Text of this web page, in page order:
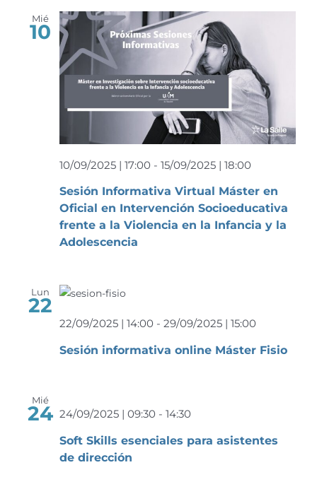
Mié
10
Sesión Informativa Virtual Máster en
Oficial en Intervención Socioeducativa
frente a la Violencia en la Infancia y la
Adolescencia
10/09/2025 | 17:00 - 15/09/2025 | 18:00
Lun
22
Sesión informativa online Máster Fisio
22/09/2025 | 14:00 - 29/09/2025 | 15:00
Mié
24
Soft Skills esenciales para asistentes
de dirección
24/09/2025 | 09:30 - 14:30